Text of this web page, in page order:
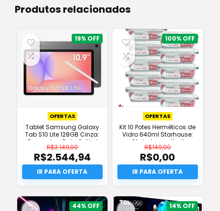
Produtos relacionados
19%
OFERTAS
Tablet Samsung Galaxy
Tab S10 Lite 128GB Cinza:
Desconto e Frete Grátis!
R$3.149,00
O
preço
original
era:
R$3.149,00.
R$2.544,94
O
preço
atual
é:
R$2.544,94.
100%
OFERTAS
Kit 10 Potes Herméticos de
Vidro 640ml Starhouse:
Oferta Imperdível!
R$149,90
O
preço
original
era:
R$149,90.
R$0,00
O
preço
atual
é:
R$0,00.
44% 14%